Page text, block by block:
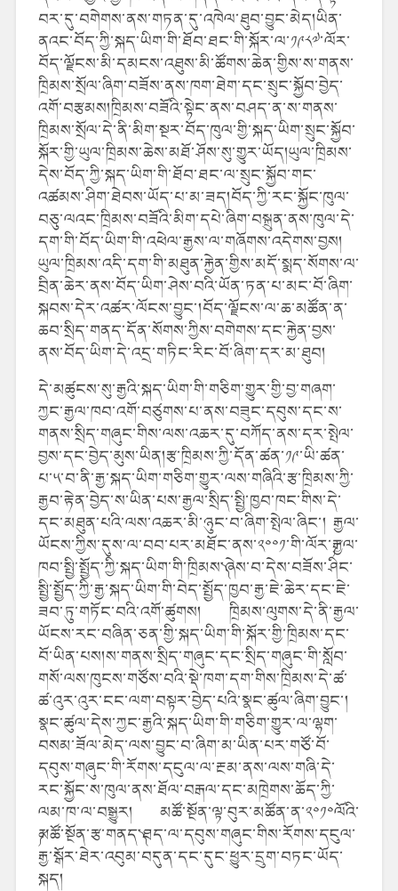
བར་དུ་བགེགས་ནས་གཏན་དུ་འཁེལ་ཐུབ་བྱུང་མེད།ཡིན་
ནའང་བོད་ཀྱི་སྐད་ཡིག་གི་ཐོབ་ཐང་གི་སྐོར་ལ་༡༩༨༧་ལོར་
བོད་ལྗོངས་མི་དམངས་འཐུས་མི་ཚོགས་ཆེན་གྱིས་ས་གནས་
ཁྲིམས་སྲོལ་ཞིག་བཟོས་ནས་ཁག་ཐེག་དང་སྲུང་སྐྱོབ་བྱེད་
འགོ་བརྩམས།ཁྲིམས་བཟོའི་སྟེང་ནས་བཤད་ན་ས་གནས་
ཁྲིམས་སྲོལ་དེ་ནི་མིག་སྔར་བོད་ཁུལ་གྱི་སྐད་ཡིག་སྲུང་སྐྱོབ་
སྐོར་གྱི་ཡུལ་ཁྲིམས་ཆེས་མཐོ་ཤོས་སུ་གྱུར་ཡོད།ཡུལ་ཁྲིམས་
དེས་བོད་ཀྱི་སྐད་ཡིག་གི་ཐོབ་ཐང་ལ་སྲུང་སྐྱོབ་གང་
འཚམས་ཤིག་ཐེབས་ཡོད་པ་མ་ཟད།བོད་ཀྱི་རང་སྐྱོང་ཁུལ་
བཅུ་ལའང་ཁྲིམས་བཟོའི་མིག་དཔེ་ཞིག་བསྐྲུན་ནས་ཁུལ་དེ་
དག་གི་བོད་ཡིག་གི་འཕེལ་རྒྱས་ལ་གཞོགས་འདེགས་བྱས།
ཡུལ་ཁྲིམས་འདི་དག་གི་མཐུན་རྐྱེན་གྱིས་མདོ་སྨད་སོགས་ལ་
བྲིན་ཆེར་ནས་བོད་ཡིག་ཤེས་བའི་ཡོན་ཏན་པ་མང་བོ་ཞིག་
སྐབས་དེར་འཚར་ལོངས་བྱུང་།བོད་ལྗོངས་ལ་ཆ་མཚོན་ན་
ཆབ་སྲིད་གནད་དོན་སོགས་ཀྱིས་བགེགས་དང་རྐྱེན་བྱས་
ནས་བོད་ཡིག་དེ་འདྲ་གཏིང་རིང་བོ་ཞིག་དར་མ་ཐུབ།
དེ་མཚུངས་སུ་རྒྱའི་སྐད་ཡིག་གི་གཅིག་གྱུར་གྱི་བྱ་གཞག་
ཀྱང་རྒྱལ་ཁབ་འགོ་བཙུགས་པ་ནས་བཟུང་དབུས་དང་ས་
གནས་སྲིད་གཞུང་གིས་ལས་འཆར་དུ་བཀོད་ནས་དར་སྤེལ་
བྱས་དང་བྱེད་མུས་ཡིན།རྩ་ཁྲིམས་ཀྱི་དོན་ཚན་༡༩་ཡི་ཚན་
པ་༥་བ་ནི་རྒྱ་སྐད་ཡིག་གཅིག་གྱུར་ལས་གཞིའི་རྩ་ཁྲིམས་ཀྱི་
རྒྱབ་རྟེན་བྱེད་ས་ཡིན་པས་རྒྱལ་སྲིད་སྤྱི་ཁྱབ་ཁང་གིས་དེ་
དང་མཐུན་པའི་ལས་འཆར་མི་ཉུང་བ་ཞིག་སྤེལ་ཞིང་། རྒྱལ་
ཡོངས་ཀྱིས་དུས་ལ་བབ་པར་མཐོང་ནས་༢༠༠༡་གི་ལོར་༼རྒྱལ་
ཁབ་སྤྱི་སྤྱོད་ཀྱི་སྐད་ཡིག་གི་ཁྲིམས་༽ཞེས་བ་དེས་བཟོས་ཤིང་
སྤྱི་སྤྱོད་ཀྱི་རྒྱ་སྐད་ཡིག་གི་བེད་སྤྱོད་ཁྱབ་རྒྱ་ཇེ་ཆེར་དང་ཇེ་
ཟབ་ཏུ་གཏོང་བའི་འགོ་ཚུགས། ཁྲིམས་ལུགས་དེ་ནི་རྒྱལ་
ཡོངས་རང་བཞིན་ཅན་གྱི་སྐད་ཡིག་གི་སྐོར་གྱི་ཁྲིམས་དང་
བོ་ཡིན་པས།ས་གནས་སྲིད་གཞུང་དང་སྲིད་གཞུང་གི་སློབ་
གསོ་ལས་ཁུངས་གཙོས་བའི་སྡེ་ཁག་དག་གིས་ཁྲིམས་དེ་ཚ་
ཚ་འུར་འུར་ངང་ལག་བསྟར་བྱེད་པའི་སྣང་ཚུལ་ཞིག་བྱུང་།
སྣང་ཚུལ་དེས་ཀྱང་རྒྱའི་སྐད་ཡིག་གི་གཅིག་གྱུར་ལ་ལྷག་
བསམ་ཟོལ་མེད་ལས་བྱུང་བ་ཞིག་མ་ཡིན་པར་གཙོ་བོ་
དབུས་གཞུང་གི་རོགས་དངུལ་ལ་རྔམ་ནས་ལས་གཞི་དེ་
རང་སྐྱོང་ས་ཁུལ་ནས་ཐོལ་བརྒལ་དང་མཁྲེགས་ཆོད་ཀྱི་
ལམ་ཁ་ལ་བསྒྱུར། མཚོ་སྔོན་ལྟ་བུར་མཚོན་ན་༢༠༡༠ལོའི་
༼མཚོ་སྔོན་རྩ་གནད་༽ཐད་ལ་དབུས་གཞུང་གིས་རོགས་དངུལ་
རྒྱ་སྒོར་ཐེར་འབུམ་བདུན་དང་དུང་ཕྱུར་དྲུག་བཏང་ཡོད་
སྐད།